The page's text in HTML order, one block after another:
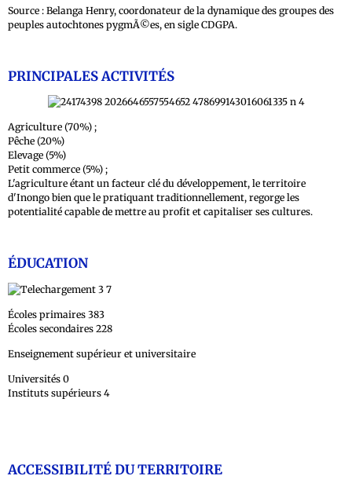
Source : Belanga Henry, coordonateur de la dynamique des groupes des
peuples autochtones pygmÃ©es, en sigle CDGPA.
PRINCIPALES ACTIVITÉS
Agriculture (70%) ;
Pêche (20%)
Elevage (5%)
Petit commerce (5%) ;
L'agriculture étant un facteur clé du développement, le territoire
d'Inongo bien que le pratiquant traditionnellement, regorge les
potentialité capable de mettre au profit et capitaliser ses cultures.
ÉDUCATION
Écoles primaires 383
Écoles secondaires 228
Enseignement supérieur et universitaire
Universités 0
Instituts supérieurs 4
ACCESSIBILITÉ DU TERRITOIRE